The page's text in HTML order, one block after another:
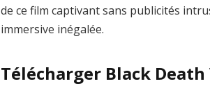
de ce film captivant sans publicités
immersive inégalée.
Télécharger Black Death